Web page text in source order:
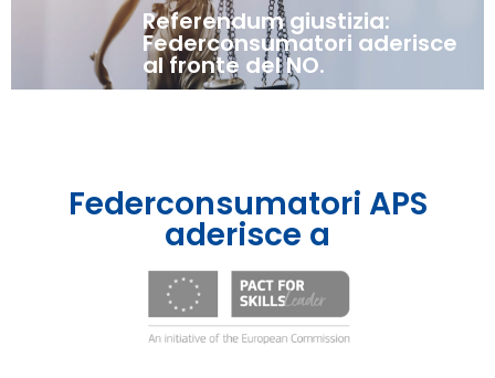
Referendum giustizia:
Federconsumatori aderisce
al fronte del NO.
Federconsumatori APS
aderisce a